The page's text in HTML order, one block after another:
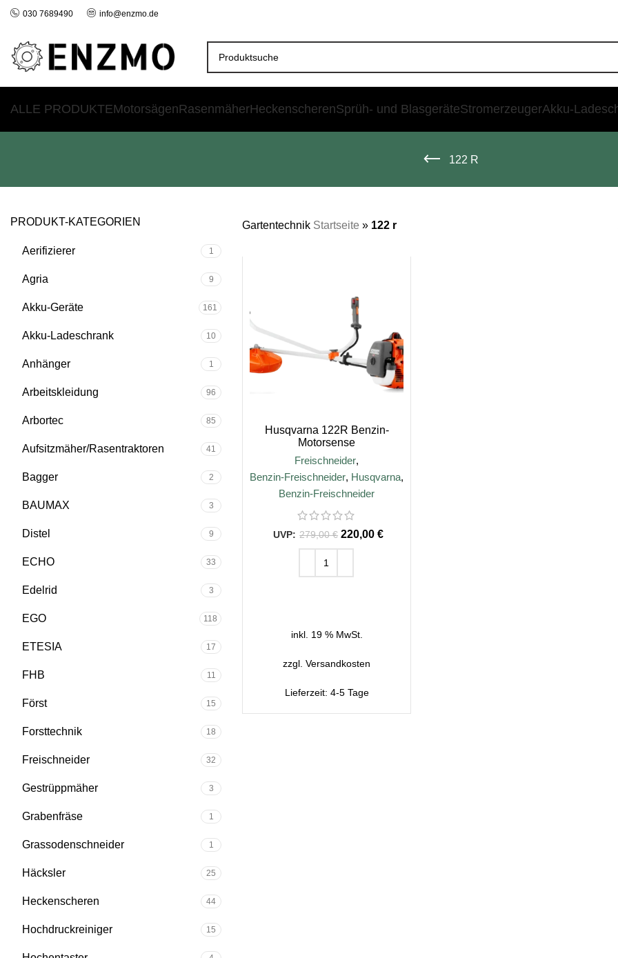
030 7689490 info@enzmo.de
ALLE PRODUKTEMotorsägenRasenmäherHeckenscherenSprüh- und BlasgeräteStromerzeugerAkku-
122 R
PRODUKT-KATEGORIEN
Aerifizierer 1
Agria 9
Akku-Geräte 161
Akku-Ladeschrank 10
Anhänger 1
Arbeitskleidung 96
Arbortec 85
Aufsitzmäher/Rasentraktoren 41
Bagger 2
BAUMAX 3
Distel 9
ECHO 33
Edelrid 3
EGO 118
ETESIA 17
FHB 11
Först 15
Forsttechnik 18
Freischneider 32
Gestrüppmäher 3
Grabenfräse 1
Grassodenschneider 1
Häcksler 25
Heckenscheren 44
Hochdruckreiniger 15
Gartentechnik Startseite » 122 r
Husqvarna 122R Benzin-
Motorsense
Freischneider,
Benzin-Freischneider, Husqvarna,
Benzin-Freischneider
279,00€ 220,00€
inkl. 19 % MwSt.
zzgl.Versandkosten
Lieferzeit: 4-5 Tage